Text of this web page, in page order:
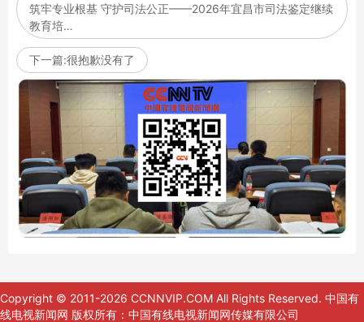
筑牢专业根基 守护司法公正——2026年宜昌市司法鉴定继续
教育培…
下一篇:很抱歉没有了
Copyright © 2011-2026 CCNNVIP.COM All Rights Reserved. 中国有
线电视新闻网 版权所有：中国有线电视新闻网传媒有限公司